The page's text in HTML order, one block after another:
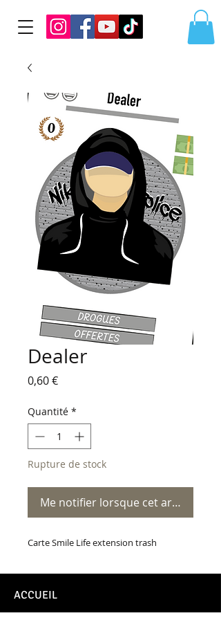
Dealer
0,60 €Prix
Quantité *
Rupture de stock
Me notifier lorsque cet article est
Carte Smile Life extension trash
ACCUEIL